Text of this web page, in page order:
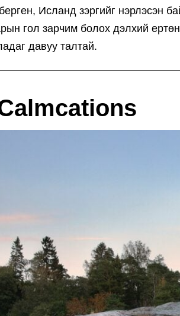
Исланд зэргийг нэрлэсэн
гол зарчим болох дэлхий
давуу талтай.